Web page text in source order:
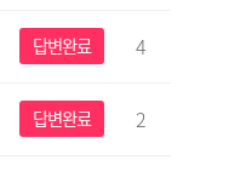
답변완료 4
답변완료 2